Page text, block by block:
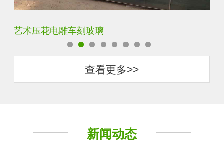
艺术压花电雕车刻玻璃
查看更多>>
新闻动态